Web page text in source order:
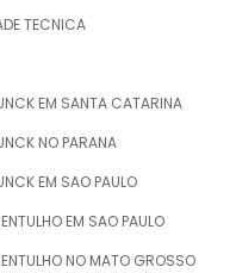
TECNICA
EM SANTA CATARINA
NO PARANA
EM SAO PAULO
EM SAO PAULO
NO MATO GROSSO